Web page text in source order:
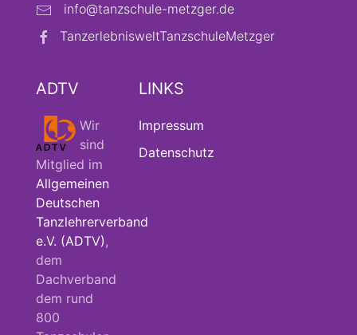
info@tanzschule-metzger.de
TanzerlebnisweltTanzschuleMetzger
ADTV
Wir
sind
Mitglied im
Allgemeinen
Deutschen
Tanzlehrerverband
e.V. (ADTV) ,
dem
Dachverband
dem rund
800
LINKS
Impressum
Datenschutz